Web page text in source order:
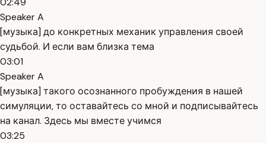
Speaker A
[музыка] до конкретных механик управления своей
судьбой. И если вам близка тема
03:01
Speaker A
[музыка] такого осознанного пробуждения в нашей
симуляции, то оставайтесь со мной и подписывайтесь
на канал. Здесь мы вместе учимся
03:25